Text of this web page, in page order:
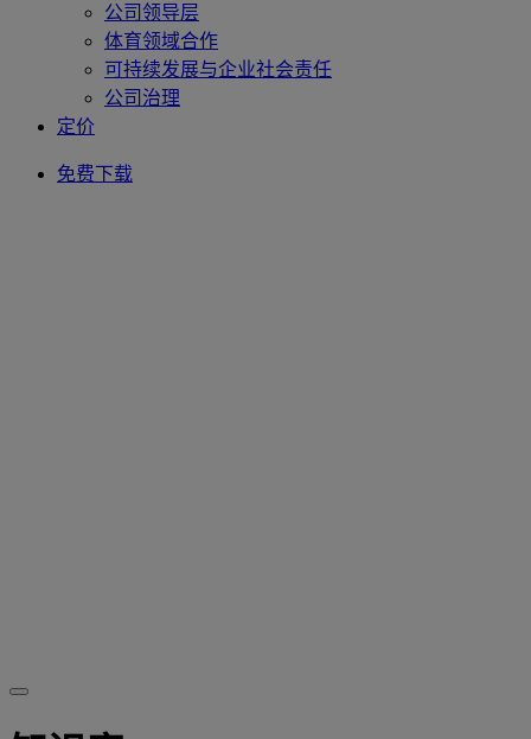
公司领导层
体育领域合作
可持续发展与企业社会责任
公司治理
定价
免费下载